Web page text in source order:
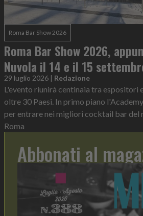
Roma Bar Show 2026
Roma Bar Show 2026,
Nuvola il 14 e il 15
29 luglio 2026 | Redazione
L'evento riunirà centinaia tra espositori
oltre 30 Paesi. In primo piano
per entrare nei migliori cocktail bar del
Roma
Abbonati al